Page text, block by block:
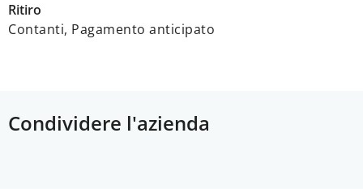
Ritiro
Contanti, Pagamento anticipato
Condividere l'azienda